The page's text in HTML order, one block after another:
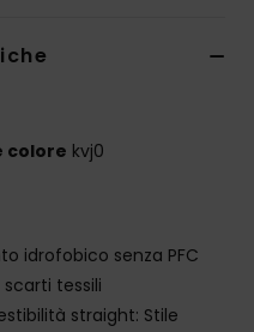
colore kvj0
idrofobico senza PFC
tessili
straight: Stile